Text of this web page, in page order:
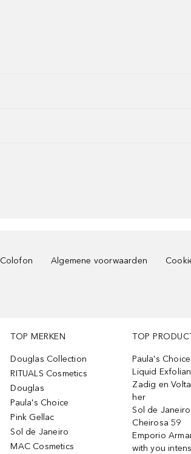
Colofon Algemene voorwaarden
TOP MERKEN
Douglas Collection
RITUALS Cosmetics
Douglas
Paula's Choice
Pink Gellac
Sol de Janeiro
MAC Cosmetics
TOP
Paula's
Liquid
Zadig en
her
Sol de Janeiro
Cheirosa 59
Emporio
with you